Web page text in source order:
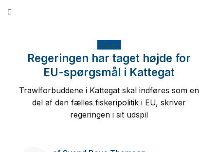
Fiskeri
Regeringen har taget højde for
EU-spørgsmål i Kattegat
Trawlforbuddene i Kattegat skal indføres som en
del af den fælles fiskeripolitik i EU, skriver
regeringen i sit udspil